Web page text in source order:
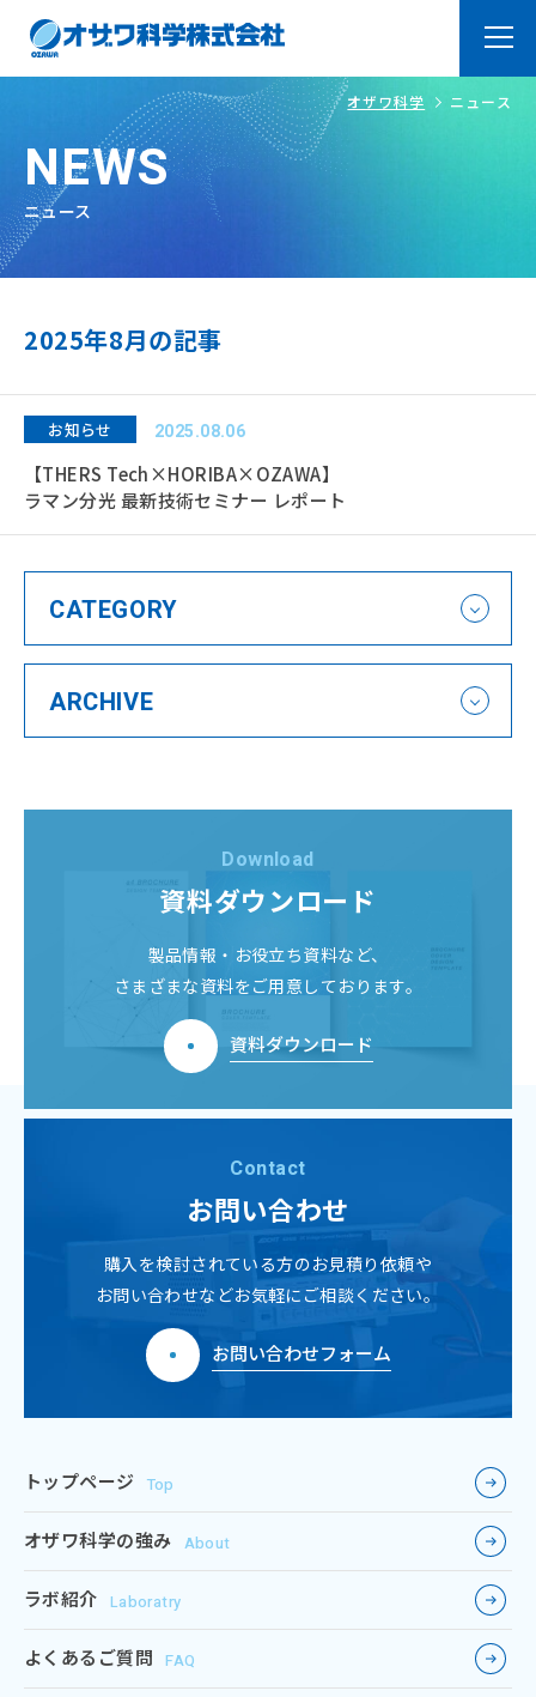
トップページ Top
オザワ科学の強み About
オリジナル製品
取扱メーカー
技術サービス
会社案内 Company
経営理念
沿革
拠点一覧
環境/CSR活動
オザワ科学 ニュース
NEWS
ニュース
2025年8月の記事
お知らせ
2025.08.06
【THERS Tech×HORIBA×OZAWA】
ラマン分光 最新技術セミナー レポート
CATEGORY
ARCHIVE
Download
資料ダウンロード
製品情報・お役立ち資料など、
さまざまな資料をご用意しております。
資料ダウンロード
Contact
お問い合わせ
購入を検討されている方のお見積り依頼や
お問い合わせなどお気軽にご相談ください。
お問い合わせフォーム
Top
トップページ
About
オザワ科学の強み
Laboratry
ラボ紹介
FAQ
よくあるご質問